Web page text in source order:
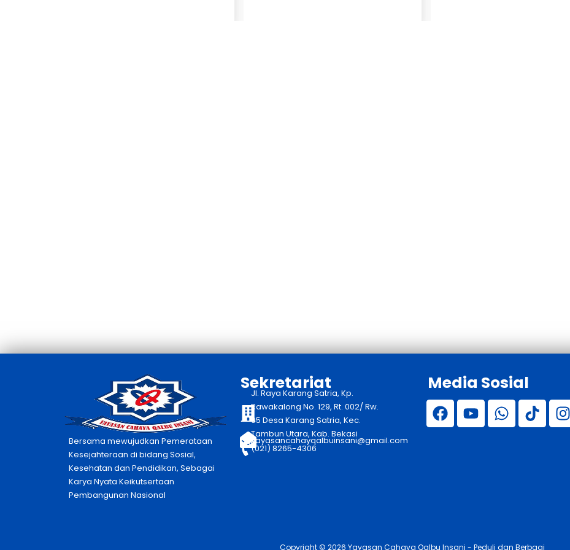
Bersama mewujudkan Pemerataan
Kesejahteraan di bidang Sosial,
Kesehatan dan Pendidikan, Sebagai
Karya Nyata Keikutsertaan
Pembangunan Nasional
Sekretariat
Jl. Raya Karang Satria, Kp.
Rawakalong No. 129, Rt. 002/ Rw.
05 Desa Karang Satria, Kec.
Tambun Utara, Kab. Bekasi
yayasancahayqalbuinsani@gmail.com
(021) 8265-4306
Media Sosial
Copyright © 2026 Yayasan Cahaya Qalbu Insani - Peduli dan Berbagi